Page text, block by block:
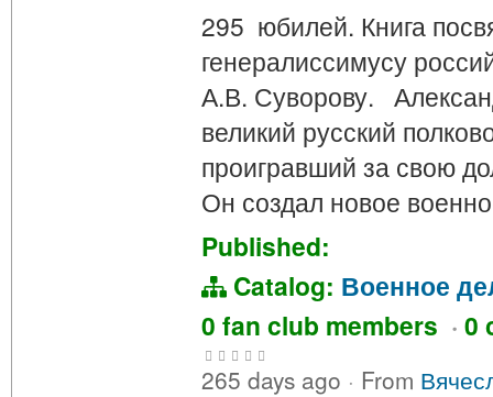
295 юбилей. Книга
генералиссимусу
А.В. Суворову.
великий русский
проигравший за свою
Он создал новое
Published:
Catalog: Военное
0 fan club members · 0
265 days ago · From